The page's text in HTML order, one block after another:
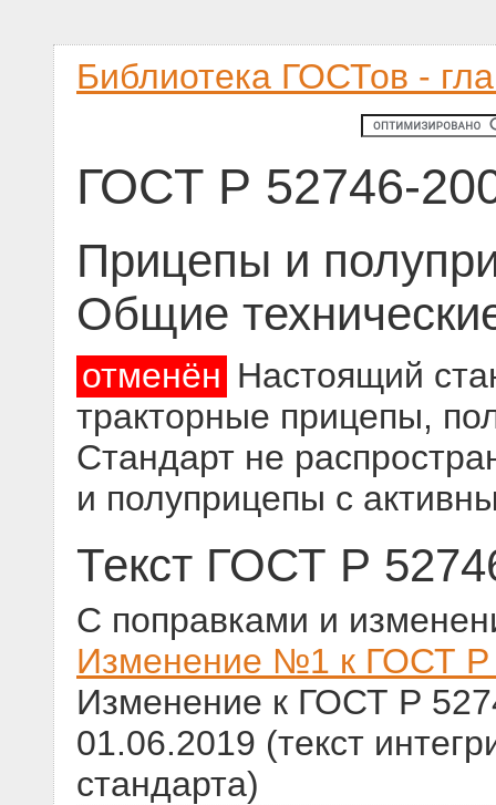
Библиотека ГОСТов -
ГОСТ Р 52746-
Прицепы и
Общие
отменён Настоящий
тракторные прицепы,
Стандарт не
и полуприцепы с
Текст ГОСТ Р
С поправками и
Изменение №1 к ГОСТ Р
Изменение к ГОСТ Р
01.06.2019 (текст
стандарта)